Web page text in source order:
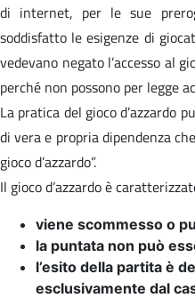
di internet, per le sue
soddisfatto le esigenze di
vedevano negato l’accesso al
perché non possono per legge
La pratica del gioco d’azzardo
di vera e propria dipendenza
gioco d’azzardo”.
Il gioco d’azzardo è
viene scommesso o
la puntata non può
l’esito della partita è
esclusivamente dal